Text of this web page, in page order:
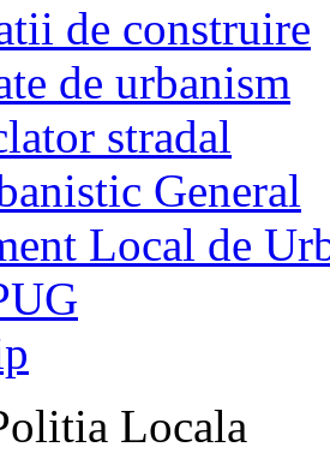
de construire
de urbanism
stradal
General
Local de
Locala